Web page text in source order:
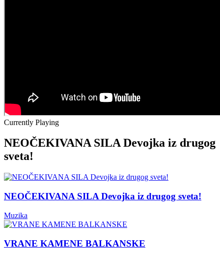
Currently Playing
NEOČEKIVANA SILA Devojka iz drugog
sveta!
NEOČEKIVANA SILA Devojka iz drugog sveta!
Muzika
VRANE KAMENE BALKANSKE